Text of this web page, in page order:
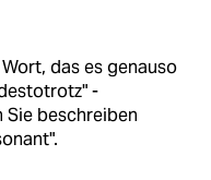
das es genauso
-
Sie beschreiben